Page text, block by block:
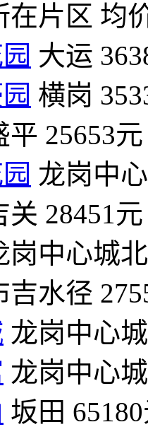
在片区 均
大运
横岗
平 25653元
龙岗中
关 28451元
岗中心城北
吉水径
龙岗中心
龙岗中心
坂田